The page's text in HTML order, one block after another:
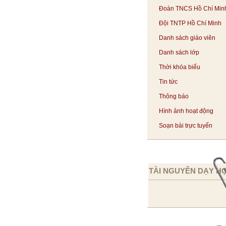
Đoàn TNCS Hồ Chí
Đội TNTP Hồ Chí Minh
Danh sách giáo viên
Danh sách lớp
Thời khóa biểu
Tin tức
Thông báo
Hình ảnh hoạt động
Soạn bài trực tuyến
TÀI NGUYÊN DẠY